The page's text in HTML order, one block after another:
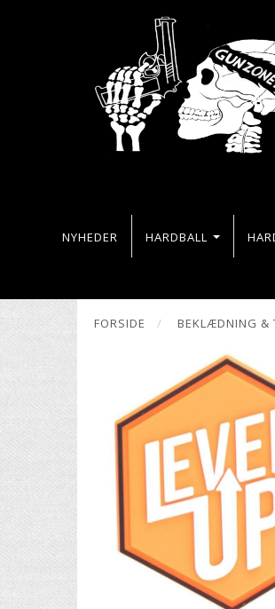
NYHEDER HARDBALL
FORSIDE BEKLÆDNING &